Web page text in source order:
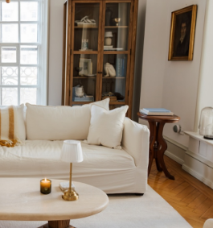
READ MORE